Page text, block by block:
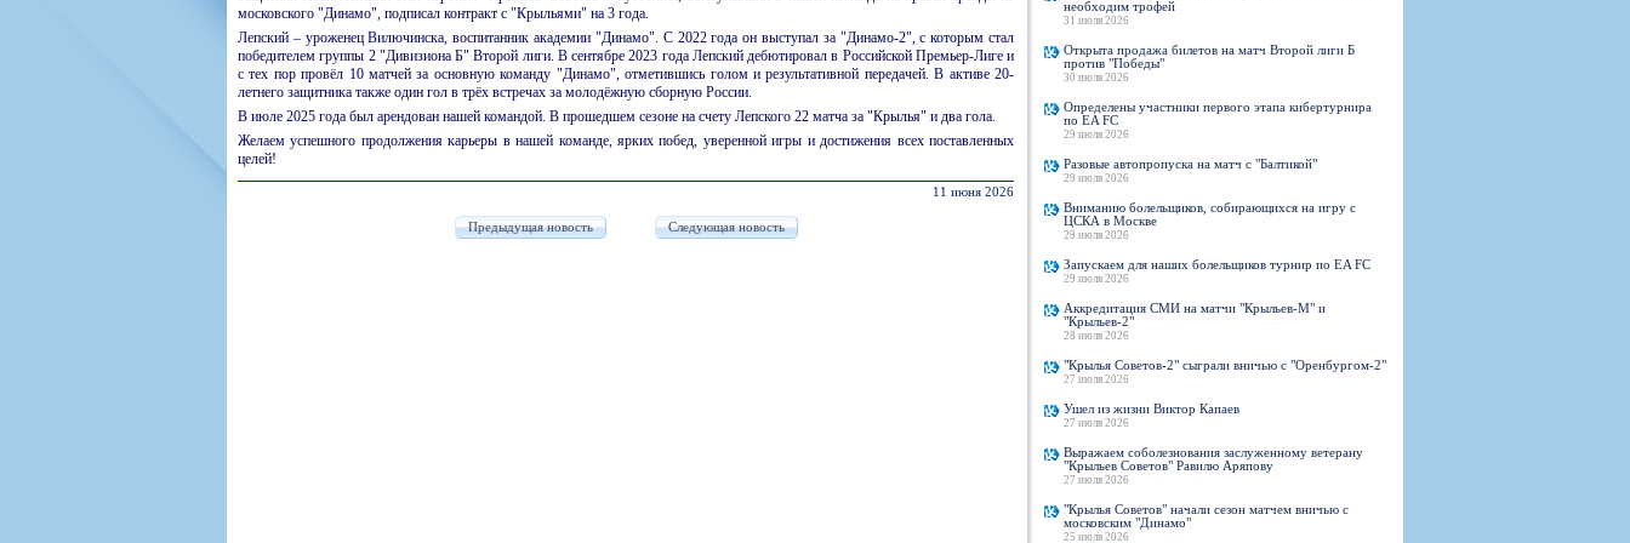
московского "Динамо", подписал контракт с "Крыльями" на 3 года.
Лепский – уроженец Вилючинска, воспитанник академии "Динамо". С 2022 года он выступал за "Динамо-2", с которым стал
победителем группы 2 "Дивизиона Б" Второй лиги. В сентябре 2023 года Лепский дебютировал в Российской Премьер-Лиге и
с тех пор провёл 10 матчей за основную команду "Динамо", отметившись голом и результативной передачей. В активе 20-
летнего защитника также один гол в трёх встречах за молодёжную сборную России.
В июле 2025 года был арендован нашей командой. В прошедшем сезоне на счету Лепского 22 матча за "Крылья" и два гола.
Желаем успешного продолжения карьеры в нашей команде, ярких побед, уверенной игры и достижения всех поставленных
целей!
11 июня 2026
Предыдущая новость Следующая новость
необходим трофей
31 июля 2026
Открыта продажа билетов на матч Второй лиги Б
против "Победы"
30 июля 2026
Определены участники первого этапа кибертурнира
по EA FC
29 июля 2026
Разовые автопропуска на матч с "Балтикой"
29 июля 2026
Вниманию болельщиков, собирающихся на игру с
ЦСКА в Москве
29 июля 2026
Запускаем для наших болельщиков турнир по EA FC
29 июля 2026
Аккредитация СМИ на матчи "Крыльев-М" и
"Крыльев-2"
28 июля 2026
"Крылья Советов-2" сыграли вничью с "Оренбургом-2"
27 июля 2026
Ушел из жизни Виктор Капаев
27 июля 2026
Выражаем соболезнования заслуженному ветерану
"Крыльев Советов" Равилю Аряпову
27 июля 2026
"Крылья Советов" начали сезон матчем вничью с
московским "Динамо"
25 июля 2026